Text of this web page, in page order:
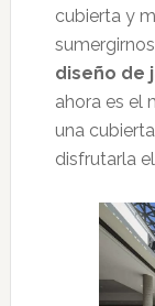
cubierta y
diseño de
ahora es el
una
disfrutarla